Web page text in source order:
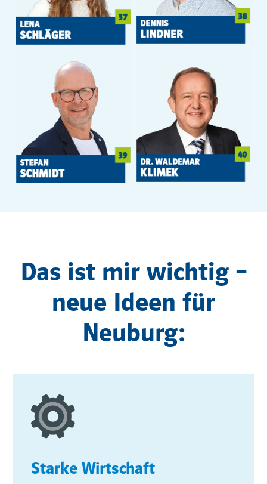
Das ist mir wichtig –
neue Ideen für
Neuburg:
Starke Wirtschaft